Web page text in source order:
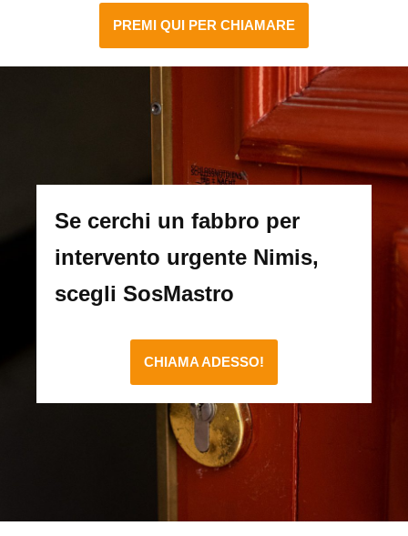
PREMI QUI PER CHIAMARE
Se cerchi un fabbro per
intervento urgente Nimis,
scegli SosMastro
CHIAMA ADESSO!